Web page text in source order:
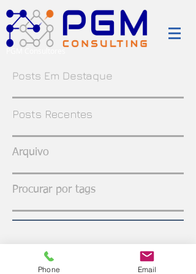
Posts Em Destaque
Posts Recentes
Arquivo
Procurar por tags
Phone Email